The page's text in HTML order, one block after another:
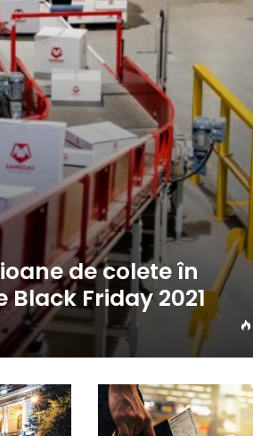
de colete în
Friday 2021